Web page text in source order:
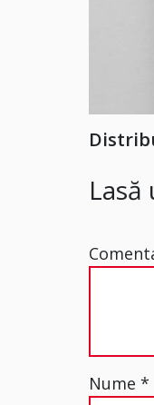
Lasă
Nume*